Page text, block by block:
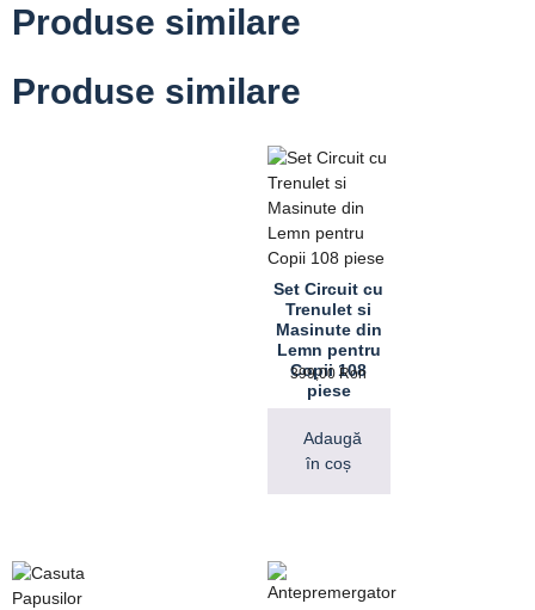
Produse similare
Produse similare
Set Circuit cu
Trenulet si
Masinute din
Lemn pentru
Copii 108
piese
399,00Ron
Adaugă
în coș